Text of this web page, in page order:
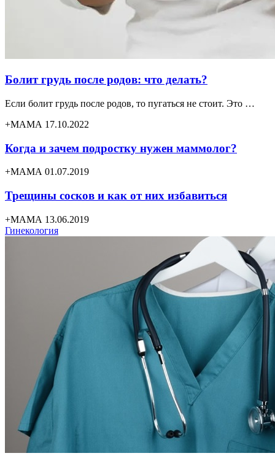
Болит грудь после родов: что делать?
Если болит грудь после родов, то пугаться не стоит. Это …
+МАМА 17.10.2022
Когда и зачем подростку нужен маммолог?
+МАМА 01.07.2019
Трещины сосков и как от них избавиться
+МАМА 13.06.2019
Гинекология